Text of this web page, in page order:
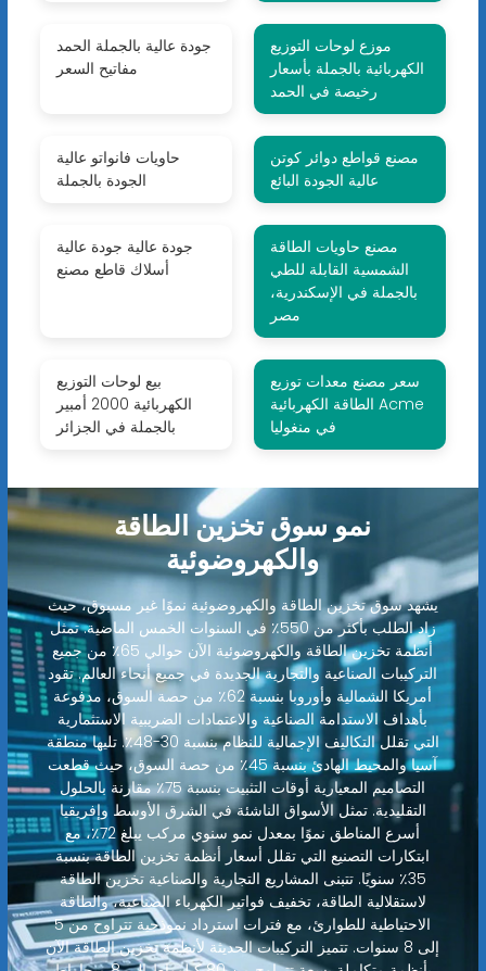
جودة عالية بالجملة الحمد
مفاتيح السعر
موزع لوحات التوزيع
الكهربائية بالجملة بأسعار
رخيصة في الحمد
حاويات فانواتو عالية
الجودة بالجملة
مصنع قواطع دوائر كوتن
عالية الجودة البائع
جودة عالية جودة عالية
أسلاك قاطع مصنع
مصنع حاويات الطاقة
الشمسية القابلة للطي
بالجملة في الإسكندرية،
مصر
بيع لوحات التوزيع
الكهربائية 2000 أمبير
بالجملة في الجزائر
سعر مصنع معدات توزيع
الطاقة الكهربائية Acme
في منغوليا
نمو سوق تخزين الطاقة
والكهروضوئية
يشهد سوق تخزين الطاقة والكهروضوئية نموًا غير مسبوق، حيث
زاد الطلب بأكثر من 550٪ في السنوات الخمس الماضية. تمثل
أنظمة تخزين الطاقة والكهروضوئية الآن حوالي 65٪ من جميع
التركيبات الصناعية والتجارية الجديدة في جميع أنحاء العالم. تقود
أمريكا الشمالية وأوروبا بنسبة 62٪ من حصة السوق، مدفوعة
بأهداف الاستدامة الصناعية والاعتمادات الضريبية الاستثمارية
التي تقلل التكاليف الإجمالية للنظام بنسبة 30-48٪. تليها منطقة
آسيا والمحيط الهادئ بنسبة 45٪ من حصة السوق، حيث قطعت
التصاميم المعيارية أوقات التثبيت بنسبة 75٪ مقارنة بالحلول
التقليدية. تمثل الأسواق الناشئة في الشرق الأوسط وإفريقيا
أسرع المناطق نموًا بمعدل نمو سنوي مركب يبلغ 72٪، مع
ابتكارات التصنيع التي تقلل أسعار أنظمة تخزين الطاقة بنسبة
35٪ سنويًا. تتبنى المشاريع التجارية والصناعية تخزين الطاقة
لاستقلالية الطاقة، تخفيف فواتير الكهرباء الصناعية، والطاقة
الاحتياطية للطوارئ، مع فترات استرداد نموذجية تتراوح من 5
إلى 8 سنوات. تتميز التركيبات الحديثة لأنظمة تخزين الطاقة الآن